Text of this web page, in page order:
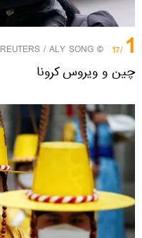
1
/17
©
REUTERS / ALY SONG
چین و ویروس کرونا